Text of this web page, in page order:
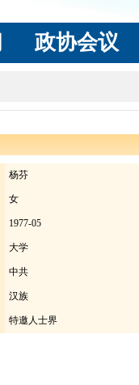
政协会议
杨芬
女
1977-05
大学
中共
汉族
特邀人士界